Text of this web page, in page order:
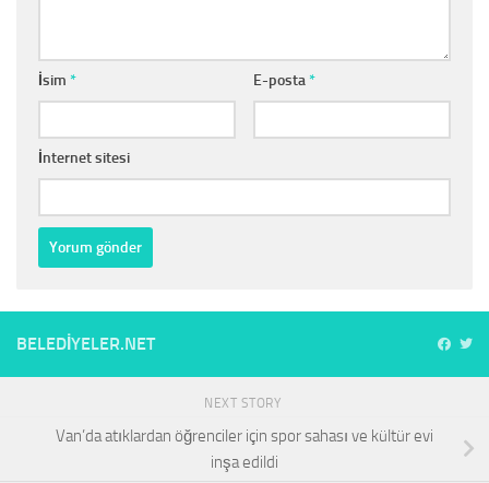
İsim * E-posta*
İnternet sitesi
BELEDIYELER.NET
NEXT STORY
Van’da atıklardan öğrenciler için spor sahası ve kültür evi
inşa edildi